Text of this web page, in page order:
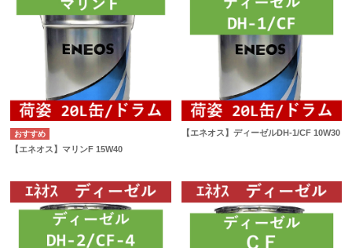
【エネオス】マリンF 15W40
【エネオス】ディーゼルDH-1/CF 10W30